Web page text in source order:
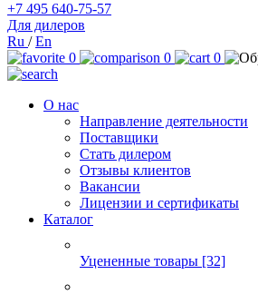
+7 495 640-75-57
Для дилеров
Ru /En
0
0 0
О нас
Направление деятельности
Поставщики
Стать дилером
Отзывы клиентов
Вакансии
Лицензии и сертификаты
Каталог
Уцененные товары [32]